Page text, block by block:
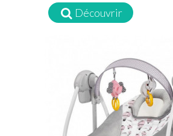
Découvrir